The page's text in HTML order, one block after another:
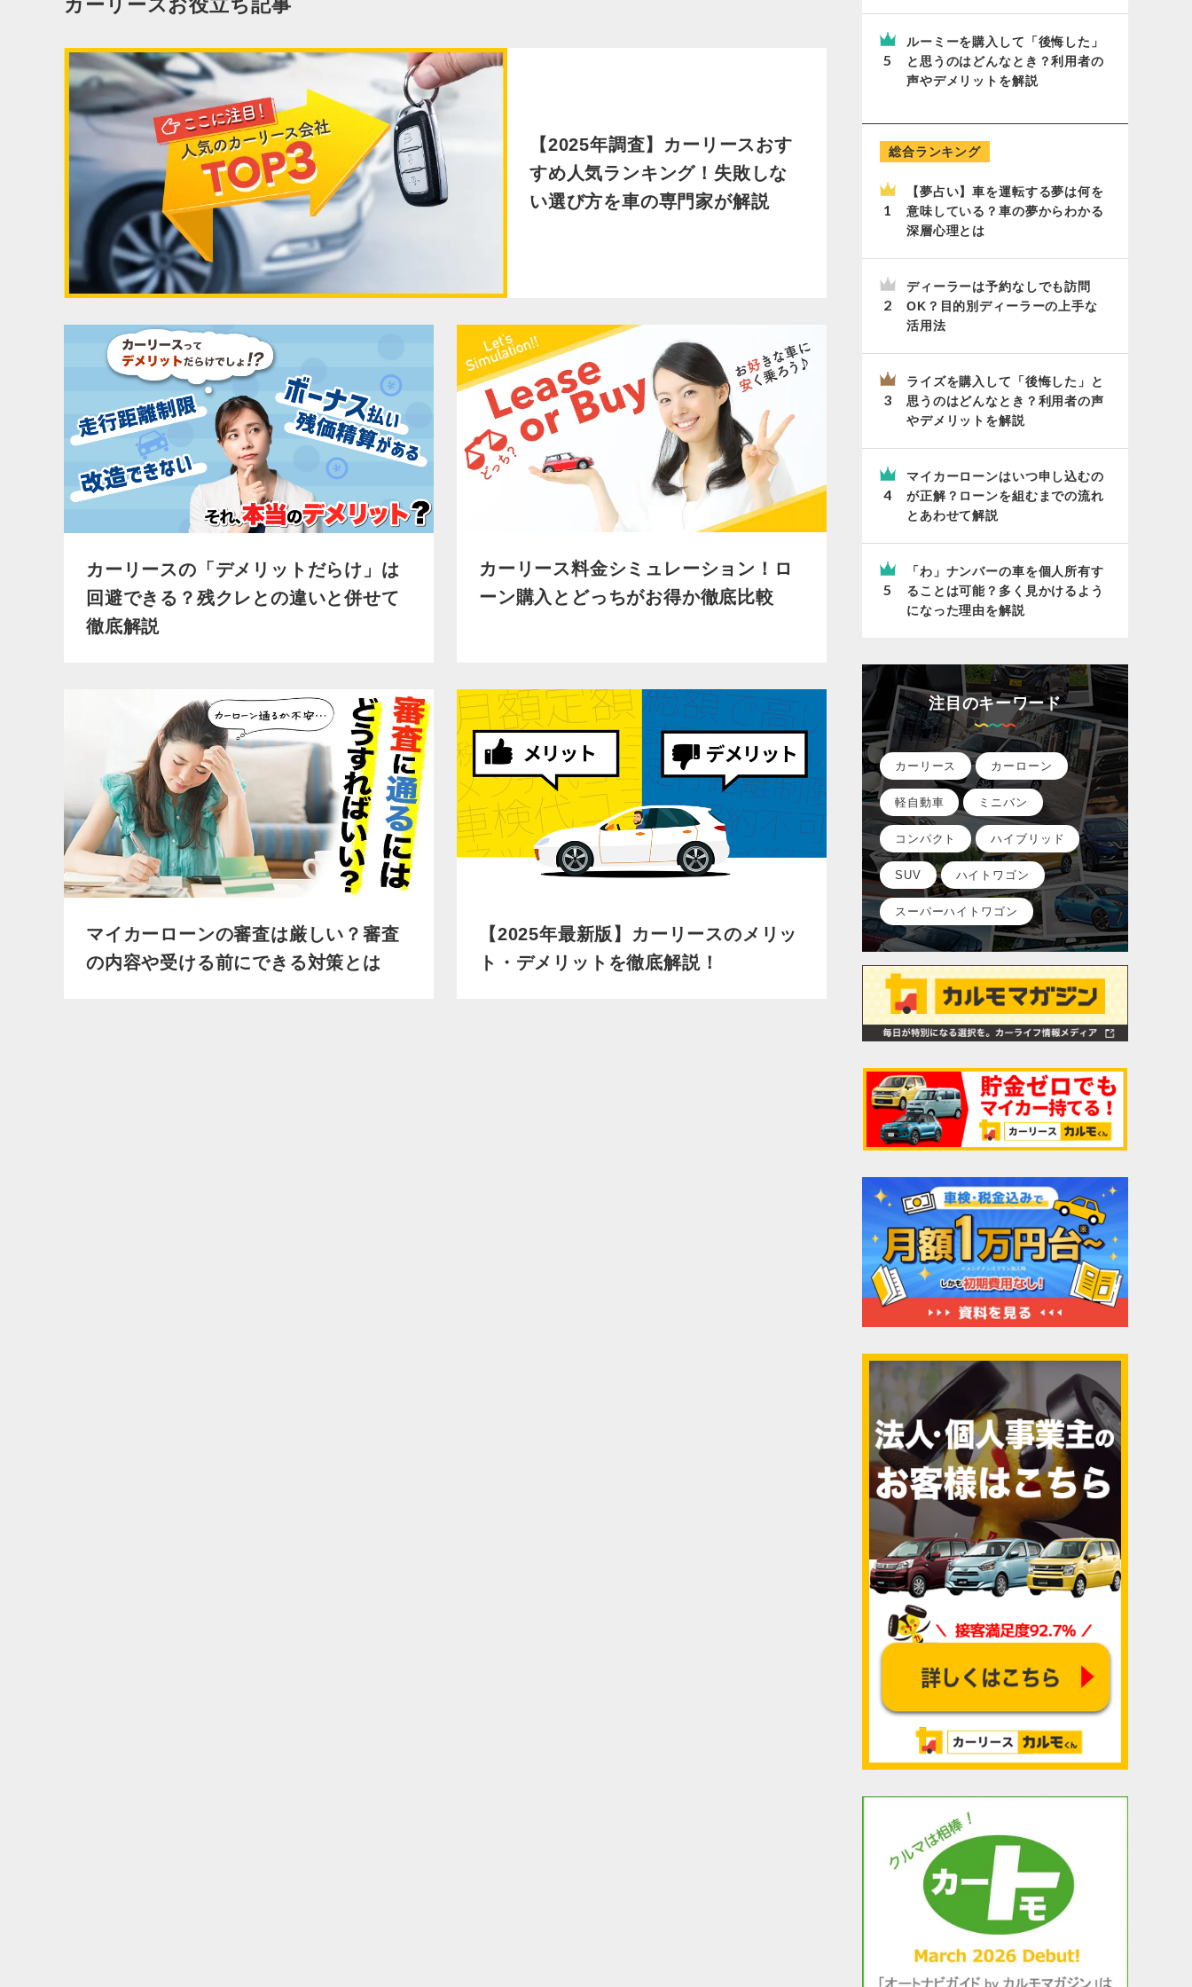
カーリースお役立ち記事
【2025年調査】カーリースおす
すめ人気ランキング！失敗しな
い選び方を車の専門家が解説
カーリースの「デメリットだらけ」は
回避できる？残クレとの違いと併せて
徹底解説
カーリース料金シミュレーション！ロ
ーン購入とどっちがお得か徹底比較
マイカーローンの審査は厳しい？審査
の内容や受ける前にできる対策とは
【2025年最新版】カーリースのメリッ
ト・デメリットを徹底解説！
ルーミーを購入して「後悔した」
と思うのはどんなとき？利用者の
声やデメリットを解説
総合ランキング
【夢占い】車を運転する夢は何を
意味している？車の夢からわかる
深層心理とは
ディーラーは予約なしでも訪問
OK？目的別ディーラーの上手な
活用法
ライズを購入して「後悔した」と
思うのはどんなとき？利用者の声
やデメリットを解説
マイカーローンはいつ申し込むの
が正解？ローンを組むまでの流れ
とあわせて解説
「わ」ナンバーの車を個人所有す
ることは可能？多く見かけるよう
になった理由を解説
注目のキーワード
カーリース カーローン
軽自動車 ミニバン
コンパクト ハイブリッド
SUV ハイトワゴン
スーパーハイトワゴン